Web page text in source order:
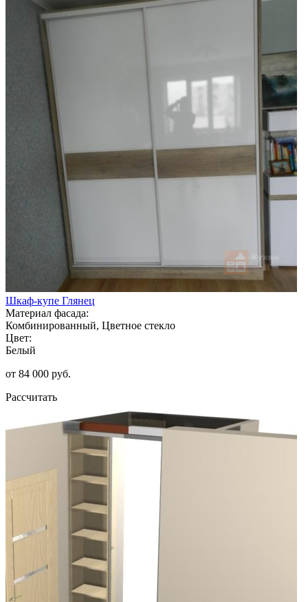
Шкаф-купе Глянец
Материал фасада:
Комбинированный, Цветное стекло
Цвет:
Белый
от 84 000 руб.
Рассчитать